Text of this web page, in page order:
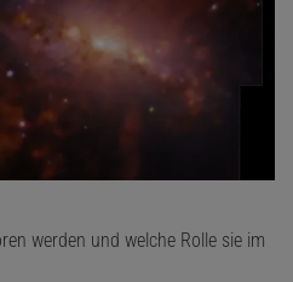
werden und welche Rolle sie im